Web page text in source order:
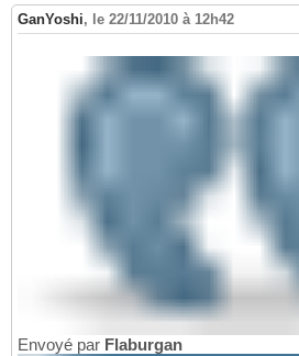
GanYoshi, le 22/11/2010 à 12h42
Envoyé par Flaburgan